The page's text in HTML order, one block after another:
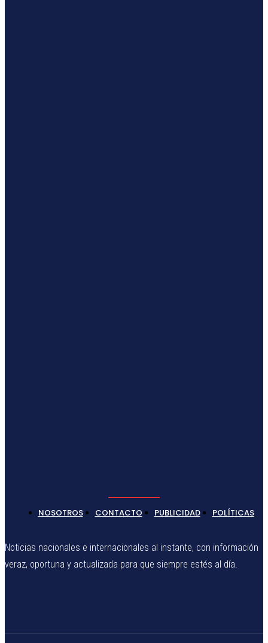
NOSOTROS CONTACTO PUBLICIDAD POLÍTICAS
Noticias nacionales e internacionales al instante, con información
veraz, oportuna y actualizada para que siempre estés al día.